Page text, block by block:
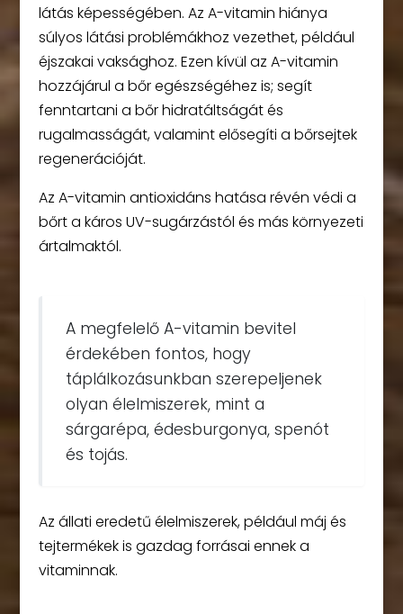
látás képességében. Az A-vitamin hiánya
súlyos látási problémákhoz vezethet, például
éjszakai vaksághoz. Ezen kívül az A-vitamin
hozzájárul a bőr egészségéhez is; segít
fenntartani a bőr hidratáltságát és
rugalmasságát, valamint elősegíti a bőrsejtek
regenerációját.
Az A-vitamin antioxidáns hatása révén védi a
bőrt a káros UV-sugárzástól és más környezeti
ártalmaktól.
A megfelelő A-vitamin bevitel
érdekében fontos, hogy
táplálkozásunkban szerepeljenek
olyan élelmiszerek, mint a
sárgarépa, édesburgonya, spenót
és tojás.
Az állati eredetű élelmiszerek, például máj és
tejtermékek is gazdag forrásai ennek a
vitaminnak.